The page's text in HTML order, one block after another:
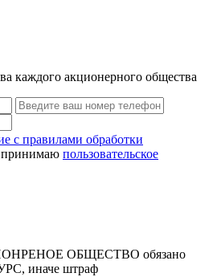
каждого акционерного общества
с правилами обработки
пользовательское
ОБЩЕСТВО обязано
иначе штраф